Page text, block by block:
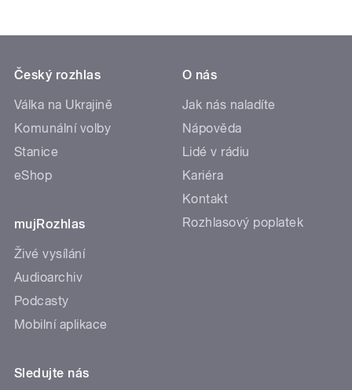
Český rozhlas
Válka na Ukrajině
Komunální volby
Stanice
eShop
mujRozhlas
Živé vysílání
Audioarchiv
Podcasty
Mobilní aplikace
O nás
Jak nás naladíte
Nápověda
Lidé v rádiu
Kariéra
Kontakt
Rozhlasový poplatek
Sledujte nás